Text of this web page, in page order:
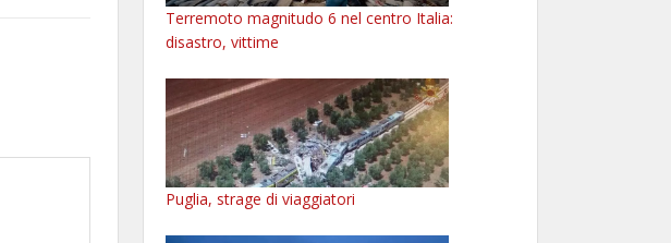
Terremoto magnitudo 6 nel centro Italia:
disastro, vittime
Puglia, strage di viaggiatori